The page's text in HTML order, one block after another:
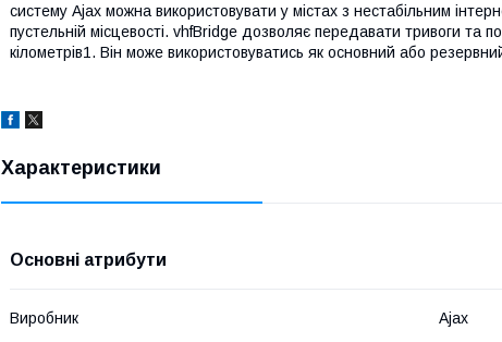
систему Ajax можна використовувати у містах з нестабільним
пустельній місцевості. vhfBridge дозволяє передавати тривоги та
кілометрів1. Він може використовуватись як основний або
Характеристики
Основні атрибути
Виробник Ajax